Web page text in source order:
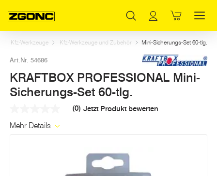
Kfz-Werkzeuge Kfz-Werkzeuge und Zubehör Mini-Sicherungs-Set 60-tlg.
Art.Nr. 54686
KRAFTBOX PROFESSIONAL Mini-
Sicherungs-Set 60-tlg.
Link
(0) Jetzt Produkt bewerten
Mehr Details